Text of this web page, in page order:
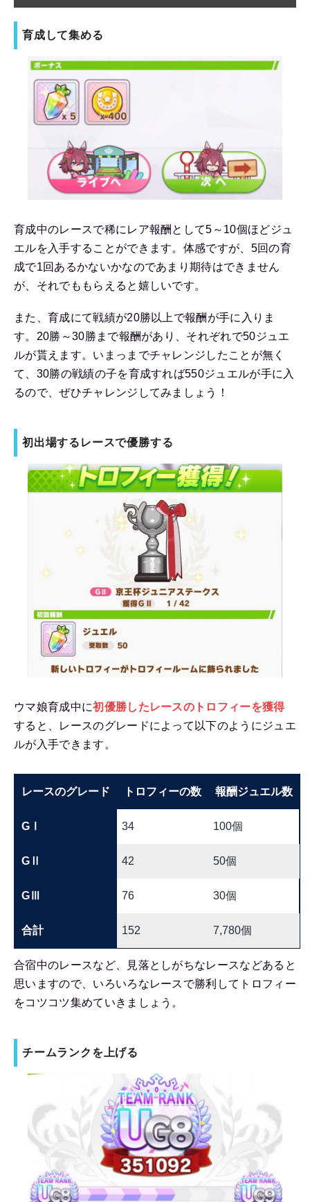
育成して集める
育成中のレースで稀にレア報酬として5～10個ほどジュ
エルを入手することができます。体感ですが、5回の育
成で1回あるかないかなのであまり期待はできません
が、それでももらえると嬉しいです。
また、育成にて戦績が20勝以上で報酬が手に入りま
す。20勝～30勝まで報酬があり、それぞれで50ジュエ
ルが貰えます。いまっまでチャレンジしたことが無く
て、30勝の戦績の子を育成すれば550ジュエルが手に入
るので、ぜひチャレンジしてみましょう！
初出場するレースで優勝する
ウマ娘育成中に初優勝したレースのトロフィーを獲得
すると、レースのグレードによって以下のようにジュエ
ルが入手できます。
レースのグレード トロフィーの数 報酬ジュエル数
GⅠ 34 100個
GⅡ 42 50個
GⅢ 76 30個
合計 152 7,780個
合宿中のレースなど、見落としがちなレースなどあると
思いますので、いろいろなレースで勝利してトロフィー
をコツコツ集めていきましょう。
チームランクを上げる